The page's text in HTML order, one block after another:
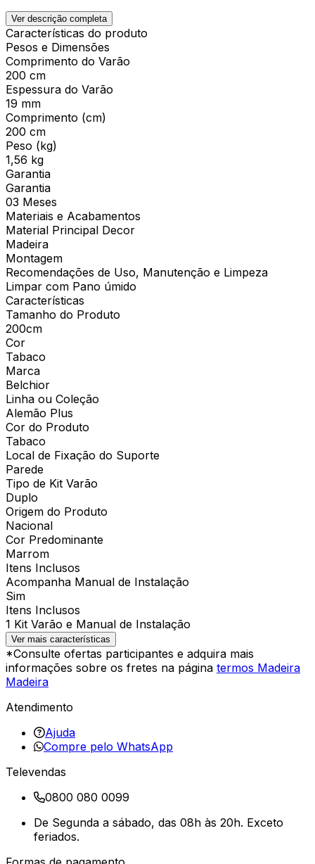
Ver descrição completa
Características do produto
Pesos e Dimensões
Comprimento do Varão
200 cm
Espessura do Varão
19 mm
Comprimento (cm)
200 cm
Peso (kg)
1,56 kg
Garantia
Garantia
03 Meses
Materiais e Acabamentos
Material Principal Decor
Madeira
Montagem
Recomendações de Uso, Manutenção e Limpeza
Limpar com Pano úmido
Características
Tamanho do Produto
200cm
Cor
Tabaco
Marca
Belchior
Linha ou Coleção
Alemão Plus
Cor do Produto
Tabaco
Local de Fixação do Suporte
Parede
Tipo de Kit Varão
Duplo
Origem do Produto
Nacional
Cor Predominante
Marrom
Itens Inclusos
Acompanha Manual de Instalação
Sim
Itens Inclusos
1 Kit Varão e Manual de Instalação
Ver mais características
*Consulte ofertas participantes e adquira mais
informações sobre os fretes na página termos Madeira
Madeira
Atendimento
Ajuda
Compre pelo WhatsApp
Televendas
0800 080 0099
De Segunda a sábado, das 08h às 20h. Exceto
feriados.